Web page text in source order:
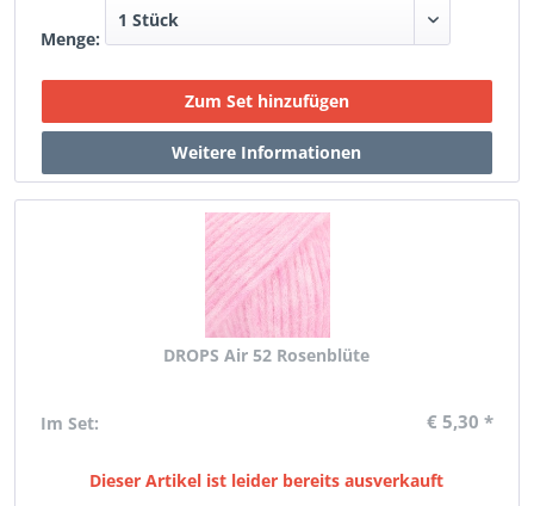
Menge:
DROPS Air 52 Rosenblüte
Im Set: € 5,30 *
Dieser Artikel ist leider bereits ausverkauft